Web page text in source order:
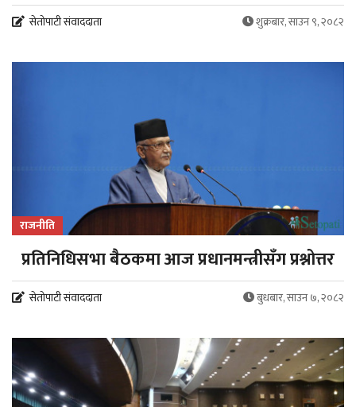
सेतोपाटी संवाददाता शुक्रबार, साउन ९, २०८२
राजनीति
प्रतिनिधिसभा बैठकमा आज प्रधानमन्त्रीसँग प्रश्नोत्तर
सेतोपाटी संवाददाता बुधबार, साउन ७, २०८२